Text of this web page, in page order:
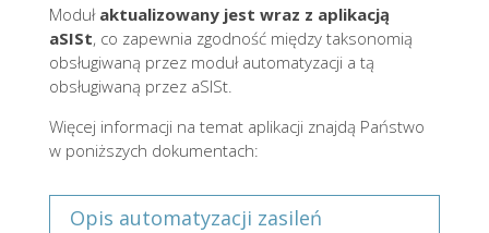
Moduł aktualizowany jest wraz z aplikacją
aSISt, co zapewnia zgodność między taksonomią
obsługiwaną przez moduł automatyzacji a tą
obsługiwaną przez aSISt.
Więcej informacji na temat aplikacji znajdą Państwo
w poniższych dokumentach:
Opis automatyzacji zasileń